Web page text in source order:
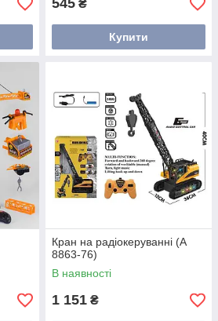
545 ₴
Купити
Кран на радіокеруванні (A
8863-76)
В наявності
1 151 ₴